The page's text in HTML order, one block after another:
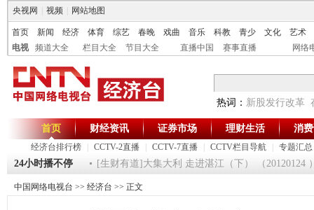
央视网 视频 网站地图
首页 新闻 经济 体育 综艺 春晚 戏曲 音乐 科教 青少 文化
艺术
电视
频道大全 栏目大全 节目大全 直播中国 赛事直播 网络
热词： 新股发行改革
首页
经济台排行榜 CCTV-2直播 CCTV-7直播 CCTV栏目导航 专题汇总
财经资讯 证券市场 理财生活 消
24小时播不停
20120125 [生财有道]大集大利 走进湛江（下） （20120124 ）
中国网络电视台 >> 经济台 >> 正文